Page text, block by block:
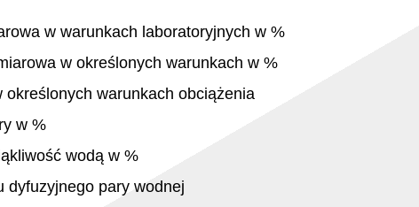
w warunkach laboratoryjnych w %
w określonych warunkach w %
określonych warunkach obciążenia
w %
wodą w %
dyfuzyjnego pary wodnej